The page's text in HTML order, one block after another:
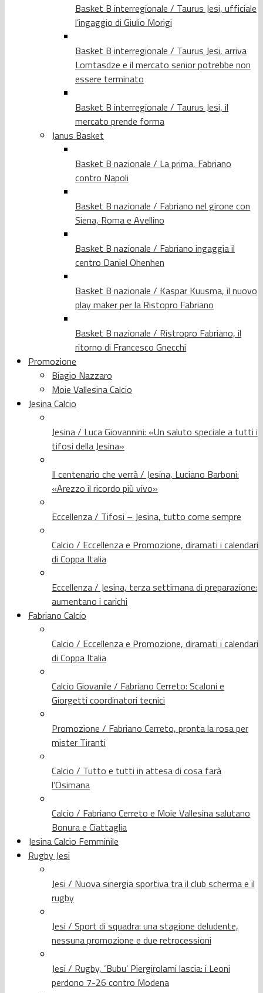
Basket B interregionale / Taurus Jesi, ufficiale
l’ingaggio di Giulio Morigi
Basket B interregionale / Taurus Jesi, arriva
Lomtasdze e il mercato senior potrebbe non
essere terminato
Basket B interregionale / Taurus Jesi, il
mercato prende forma
Janus Basket
Basket B nazionale / La prima, Fabriano
contro Napoli
Basket B nazionale / Fabriano nel girone con
Siena, Roma e Avellino
Basket B nazionale / Fabriano ingaggia il
centro Daniel Ohenhen
Basket B nazionale / Kaspar Kuusma, il nuovo
play maker per la Ristopro Fabriano
Basket B nazionale / Ristropro Fabriano, il
ritorno di Francesco Gnecchi
Promozione
Biagio Nazzaro
Moie Vallesina Calcio
Jesina Calcio
Jesina / Luca Giovannini: «Un saluto speciale a tutti i
tifosi della Jesina»
Il centenario che verrà / Jesina, Luciano Barboni:
«Arezzo il ricordo più vivo»
Eccellenza / Tifosi – Jesina, tutto come sempre
Calcio / Eccellenza e Promozione, diramati i calendari
di Coppa Italia
Eccellenza / Jesina, terza settimana di preparazione:
aumentano i carichi
Fabriano Calcio
Calcio / Eccellenza e Promozione, diramati i calendari
di Coppa Italia
Calcio Giovanile / Fabriano Cerreto: Scaloni e
Giorgetti coordinatori tecnici
Promozione / Fabriano Cerreto, pronta la rosa per
mister Tiranti
Calcio / Tutto e tutti in attesa di cosa farà
l’Osimana
Calcio / Fabriano Cerreto e Moie Vallesina salutano
Bonura e Ciattaglia
Jesina Calcio Femminile
Rugby Jesi
Jesi / Nuova sinergia sportiva tra il club scherma e il
rugby
Jesi / Sport di squadra: una stagione deludente,
nessuna promozione e due retrocessioni
Jesi / Rugby, ‘Bubu’ Piergirolami lascia: i Leoni
perdono 7-26 contro Modena